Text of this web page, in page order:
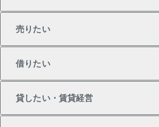
新築・分譲マンションの購入
売りたい
マンションの売却・査定
借りたい
借りたいTOP
貸したい・賃貸経営